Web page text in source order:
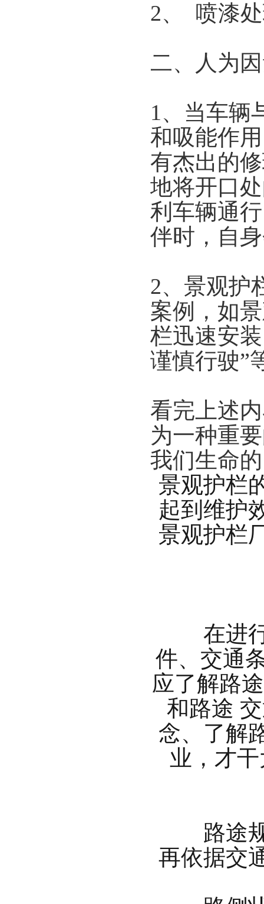
2、 喷漆
二、人为
1、当车辆
和吸能作
有杰出的
地将开口
利车辆通
伴时，自
2、景观护
案例，如
栏迅速安
谨慎行驶”
看完上述
为一种重
我们生命
景观护栏
起到维护
景观护栏
在进行
件、交通
应了解路
和路途
念、了解
业，才
路途规
再依据交